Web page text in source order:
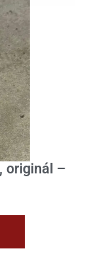
originál –